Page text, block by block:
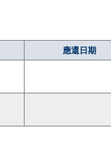
應還日期